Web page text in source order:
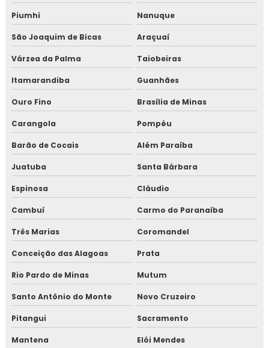
Empresa de curso gmp
Empresa de treinamento para empresa alimentícia
Empresa de treinamento para setor alimentício
Gmp para transporte de cargas
Treinamento em adequação para acreditação na iso
17025
Treinamento em análise crítica de laudos de calibração
Treinamento em análise e diagnóstico de cultura
organizacional
Treinamento em análise sensorial
Treinamento em atualização do manual de bpf
Treinamento em auditoria de fornecedores
Piumhi Nanuque
São Joaquim de Bicas Araçuaí
Várzea da Palma Taiobeiras
Itamarandiba Guanhães
Ouro Fino Brasília de Minas
Carangola Pompéu
Barão de Cocais Além Paraíba
Juatuba Santa Bárbara
Espinosa Cláudio
Cambuí Carmo do Paranaíba
Três Marias Coromandel
Conceição das Alagoas Prata
Rio Pardo de Minas Mutum
Santo Antônio do Monte Novo Cruzeiro
Pitangui Sacramento
Mantena Elói Mendes